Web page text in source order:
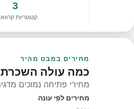
3
קטגוריות
מחירים במבט מהיר
כמה עולה השכרת
מחירי פתיחה נמוכים
מחירים לפי עונה